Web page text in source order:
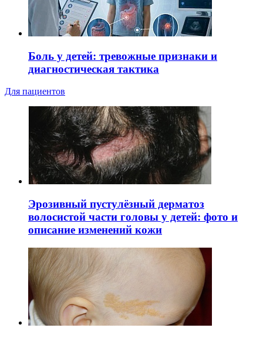
Боль у детей: тревожные признаки и
диагностическая тактика
Для пациентов
Эрозивный пустулёзный дерматоз
волосистой части головы у детей: фото и
описание изменений кожи